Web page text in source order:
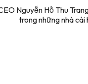
Nguyễn Hồ Thu
trong những nhà cái